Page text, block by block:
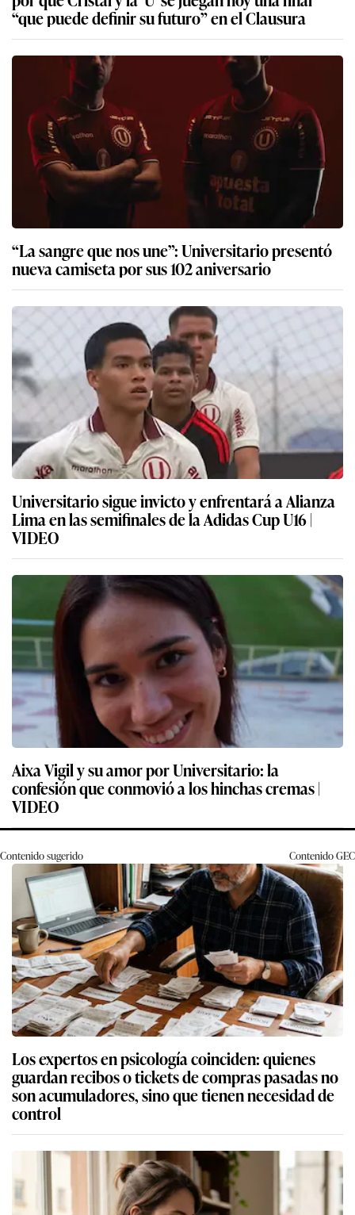
“que puede definir su futuro” en el Clausura
“La sangre que nos une”: Universitario presentó
nueva camiseta por sus 102 aniversario
Universitario sigue invicto y enfrentará a Alianza
Lima en las semifinales de la Adidas Cup U16 |
VIDEO
Aixa Vigil y su amor por Universitario: la
confesión que conmovió a los hinchas cremas |
VIDEO
Contenido sugerido ContenidoGEC
Los expertos en psicología coinciden: quienes
guardan recibos o tickets de compras pasadas no
son acumuladores, sino que tienen necesidad de
control